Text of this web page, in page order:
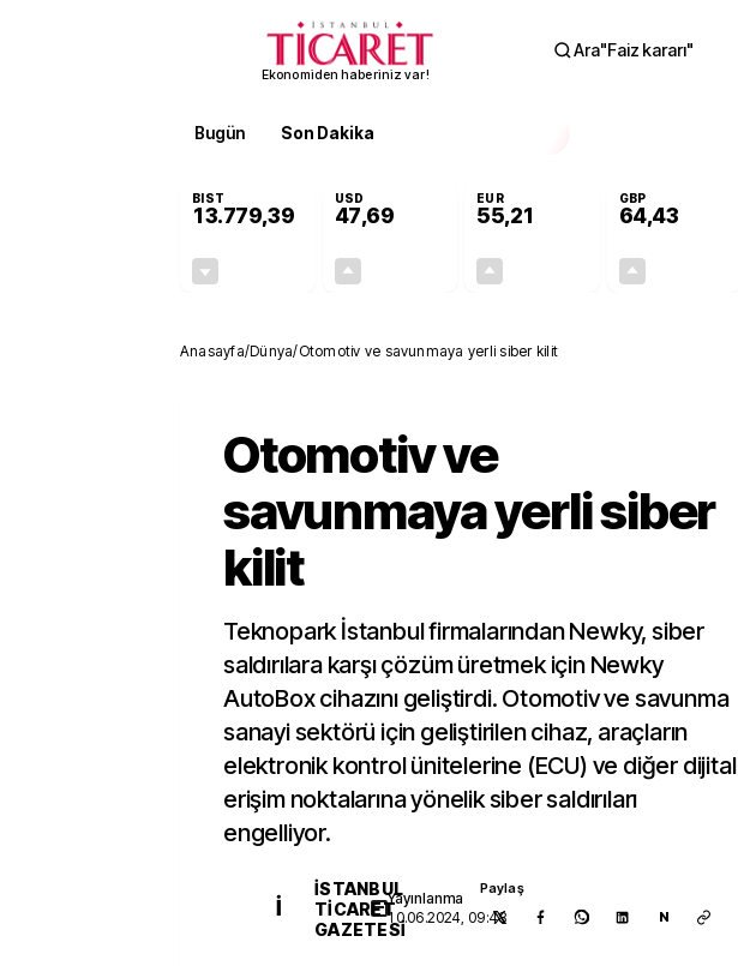
Ekonomiden haberiniz var!
Ara"Faiz kararı"
Bugün Son Dakika
BIST
13.779,39
USD
47,69
EUR
55,21
GBP
64,43
Anasayfa/Dünya/Otomotiv ve savunmaya yerli siber kilit
Otomotiv ve
savunmaya yerli siber
kilit
Teknopark İstanbul firmalarından Newky, siber
saldırılara karşı çözüm üretmek için Newky
AutoBox cihazını geliştirdi. Otomotiv ve savunma
sanayi sektörü için geliştirilen cihaz, araçların
elektronik kontrol ünitelerine (ECU) ve diğer dijital
erişim noktalarına yönelik siber saldırıları
engelliyor.
İ
İSTANBUL
TICARET
GAZETESI
Yayınlanma
10.06.2024, 09:48
Paylaş
N